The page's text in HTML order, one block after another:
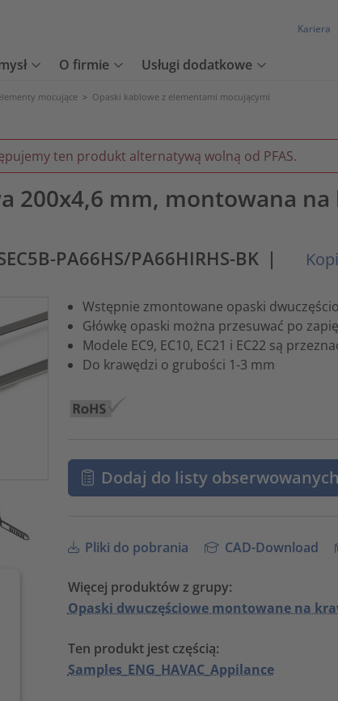
Kariera
O firmie Usługi dodatkowe
mocujące > Opaski kablowe z elementami mocującymi
ten produkt alternatywą wolną od PFAS.
200x4,6 mm, montowana
PA66HS/PA66HIRHS-BK |
Wstępnie zmontowane opaski
Główkę opaski można przesuwać po
Modele EC9, EC10, EC21 i EC22 są
Do krawędzi o grubości 1-3 mm
Dodaj do listy obserwowanych
Pliki do pobrania CAD-Download
Więcej produktów z grupy:
Opaski dwuczęściowe montowane na
Ten produkt jest częścią:
Samples_ENG_HAVAC_Appilance